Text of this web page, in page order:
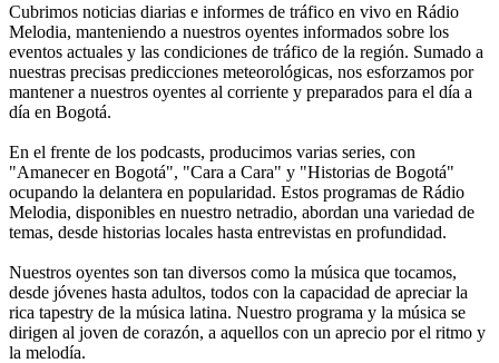
Cubrimos noticias diarias e informes de tráfico en vivo en Rádio
Melodia, manteniendo a nuestros oyentes informados sobre los
eventos actuales y las condiciones de tráfico de la región. Sumado a
nuestras precisas predicciones meteorológicas, nos esforzamos por
mantener a nuestros oyentes al corriente y preparados para el día a
día en Bogotá.
En el frente de los podcasts, producimos varias series, con
"Amanecer en Bogotá", "Cara a Cara" y "Historias de Bogotá"
ocupando la delantera en popularidad. Estos programas de Rádio
Melodia, disponibles en nuestro netradio, abordan una variedad de
temas, desde historias locales hasta entrevistas en profundidad.
Nuestros oyentes son tan diversos como la música que tocamos,
desde jóvenes hasta adultos, todos con la capacidad de apreciar la
rica tapestry de la música latina. Nuestro programa y la música se
dirigen al joven de corazón, a aquellos con un aprecio por el ritmo y
la melodía.